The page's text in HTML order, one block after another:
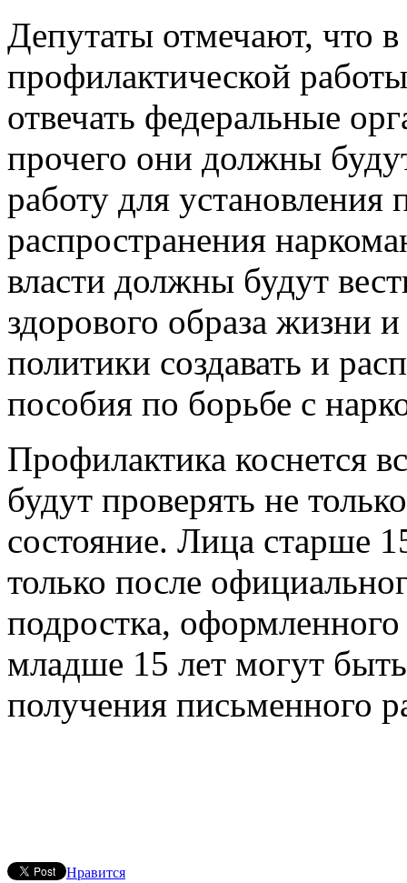
Депутаты отмечают, что
профилактической
отвечать федеральные
прочего они должны
работу для
распространения
власти должны будут
здорового образа жизни
политики создавать и
пособия по борьбе с
Профилактика коснется
будут проверять не
состояние. Лица старше
только после
подростка,
младше 15 лет могут
получения письменного
Нравится